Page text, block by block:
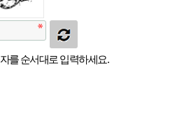
를 순서대로 입력하세요.